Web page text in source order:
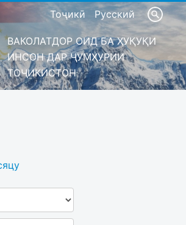
Тоҷикӣ Русский
ВАКОЛАТДОР ОИД БА ҲУҚУҚИ
ИНСОН ДАР ҶУМҲУРИИ
ТОҶИКИСТОН